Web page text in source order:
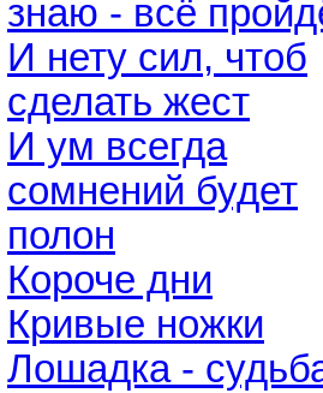
знаю - всё
И нету сил, чтоб
сделать жест
И ум всегда
сомнений будет
полон
Короче дни
Кривые ножки
Лошадка -